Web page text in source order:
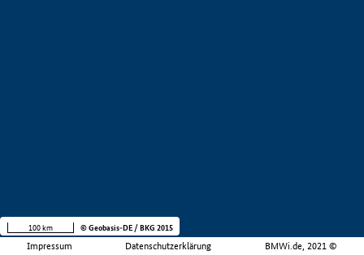
Impressum Datenschutzerklärung BMWi.de, 2021 ©
100 km © Geobasis-DE / BKG 2015